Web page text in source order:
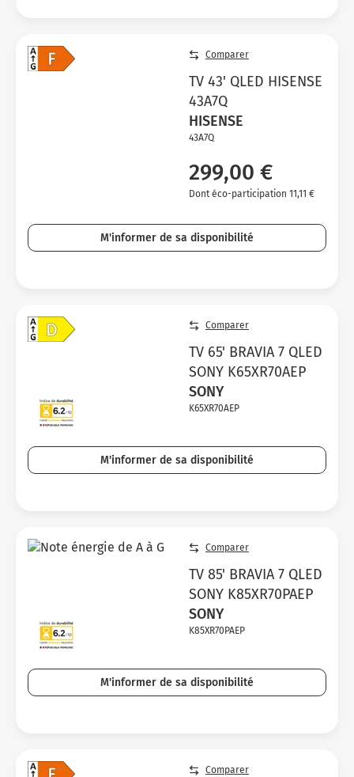
Comparer
TV 43' QLED HISENSE
43A7Q
HISENSE
43A7Q
299,00 €
Dont éco-participation 11,11 €
M'informer de sa disponibilité
Comparer
TV 65' BRAVIA 7 QLED
SONY K65XR70AEP
SONY
K65XR70AEP
M'informer de sa disponibilité
Comparer
TV 85' BRAVIA 7 QLED
SONY K85XR70PAEP
SONY
K85XR70PAEP
M'informer de sa disponibilité
Comparer